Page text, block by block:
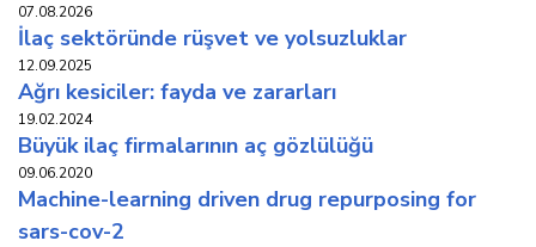
07.08.2026
i̇laç sektöründe rüşvet ve yolsuzluklar
12.09.2025
ağri kesi̇ci̇ler: fayda ve zararlari
19.02.2024
büyük i̇laç fi̇rmalarinin aç gözlülüğü
09.06.2020
machine-learning driven drug repurposing for
sars-cov-2